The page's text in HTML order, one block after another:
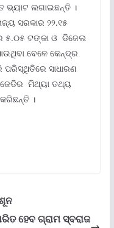
ଭ୍ୟାଟ ଲଗାଇଛନ୍ତି ।
ସରକାର ୨୨.୧୫
୫.୦୫ ଟଙ୍କା ଓ ଡିଜେଲ
ବେଳେ କେନ୍ଦ୍ର
ପରିସ୍ଥିତିରେ ସାଧାରଣ
ମିଥ୍ୟା ତଥ୍ୟ
।
ହେବ ଗ୍ରାମ ସ୍ବରାଜ